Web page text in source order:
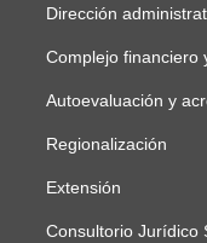
Dirección
Complejo financiero
Autoevaluación y
Regionalización
Extensión
Consultorio Jurídico